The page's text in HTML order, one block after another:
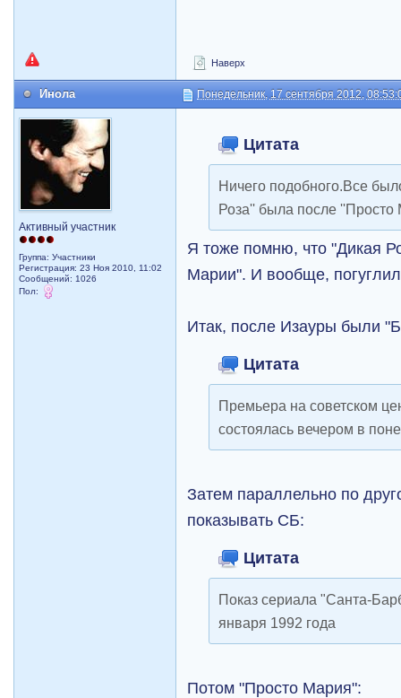
Наверх
Инола Понедельник, 17 сентября 2012,
Активный участник
Группа: Участники
Регистрация: 23 Ноя 2010, 11:02
Сообщений: 1026
Пол:
Цитата
Ничего подобного.Все
Роза'' была после ''Просто
Я тоже помню, что "Дикая
Марии". И вообще,
Итак, после Изауры были
Цитата
Премьера на советском
состоялась вечером в
Затем параллельно по
показывать СБ:
Цитата
Показ сериала "Санта-
января 1992 года
Потом "Просто Мария":